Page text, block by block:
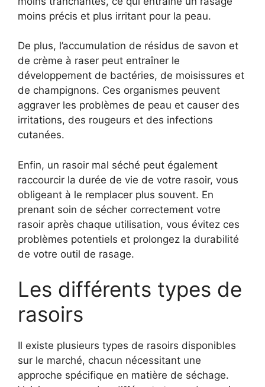
moins précis et plus irritant pour la peau.
De plus, l’accumulation de résidus de savon et
de crème à raser peut entraîner le
développement de bactéries, de moisissures et
de champignons. Ces organismes peuvent
aggraver les problèmes de peau et causer des
irritations, des rougeurs et des infections
cutanées.
Enfin, un rasoir mal séché peut également
raccourcir la durée de vie de votre rasoir, vous
obligeant à le remplacer plus souvent. En
prenant soin de sécher correctement votre
rasoir après chaque utilisation, vous évitez ces
problèmes potentiels et prolongez la durabilité
de votre outil de rasage.
Les différents types de
rasoirs
Il existe plusieurs types de rasoirs disponibles
sur le marché, chacun nécessitant une
approche spécifique en matière de séchage.